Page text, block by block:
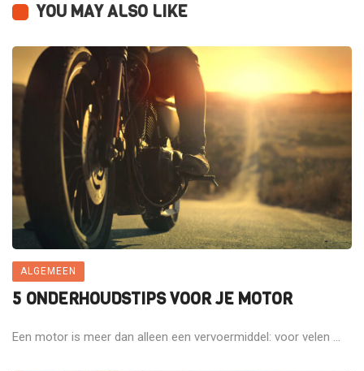
YOU MAY ALSO LIKE
ALGEMEEN
5 ONDERHOUDSTIPS VOOR JE MOTOR
Een motor is meer dan alleen een vervoermiddel: voor velen ...